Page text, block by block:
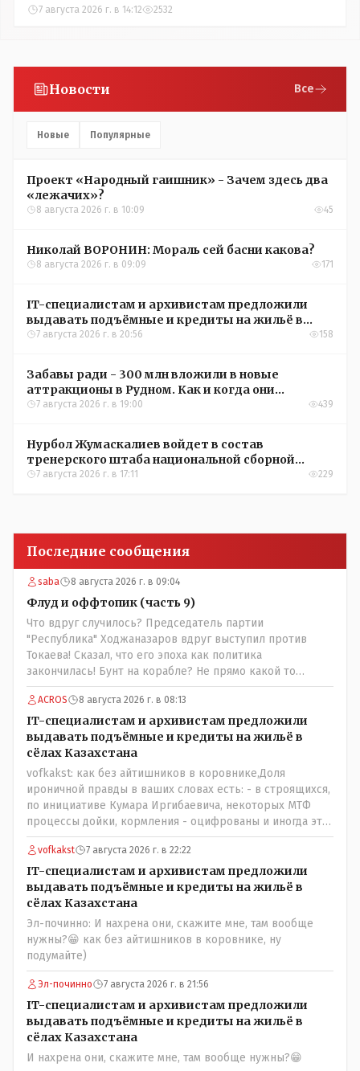
7 августа 2026 г. в 14:12 2532
Новости Все
Новые Популярные
Проект «Народный гаишник» - Зачем здесь два
«лежачих»?
8 августа 2026 г. в 10:09 45
Николай ВОРОНИН: Мораль сей басни какова?
8 августа 2026 г. в 09:09 171
IT-специалистам и архивистам предложили
выдавать подъёмные и кредиты на жильё в
сёлах Казахстана
7 августа 2026 г. в 20:56 158
Забавы ради - 300 млн вложили в новые
аттракционы в Рудном. Как и когда они
окупятся?
7 августа 2026 г. в 19:00 439
Нурбол Жумаскалиев войдет в состав
тренерского штаба национальной сборной
Казахстана по футболу
7 августа 2026 г. в 17:11 229
Последние сообщения
saba 8 августа 2026 г. в 09:04
Флуд и оффтопик (часть 9)
Что вдруг случилось? Председатель партии
"Республика" Ходжаназаров вдруг выступил против
Токаева! Сказал, что его эпоха как политика
закончилась! Бунт на корабле? Не прямо какой то
правдолюб вдруг выступил! Может он инопланетянин?
Появился неизвестно откуда, отжал у бывшего
всесильного Розинова целый холдинг и теперь против
президента выступает! Вот ни капельки ему не поверю,
что он действует в интересах страны, про народ уже и
не говорю! Опять какие то закулисные игры?
ACROS 8 августа 2026 г. в 08:13
IT-специалистам и архивистам предложили
выдавать подъёмные и кредиты на жильё в
сёлах Казахстана
vofkakst: как без айтишников в коровнике,Доля
ироничной правды в ваших словах есть: - в строящихся,
по инициативе Кумара Иргибаевича, некоторых МТФ
процессы дойки, кормления - оцифрованы и иногда эти
программы дают сбой - и тогда они нужны, хотя я
насколько в курсе своей комьютерной безграмотности
- все эти вопросы можно решать и устранять эти сбои и
удалённо - лёжа на диване, в городе. Но, этих
современных и оцифрованных МТФ критично мало для
массового переезда лохматых и обкуренных молодых
ребят из города в село, да и те МТФ я по опыту
подозреваю, скоро перейдут на обслуживание с
помошью кувалды, китайского скотча, алюминевой
проволоки и русского мата. Вот где работать в селе
именно АРХИВАРИУСАМ - понятие не имею- допустим
все мои архивы по работе и по семейной жизни -
помещаются в одну дешёвую китайскую флешку
Впрочем, не надо гадать: - это замутили УМНЫЕ люди
vofkakst 7 августа 2026 г. в 22:22
IT-специалистам и архивистам предложили
выдавать подъёмные и кредиты на жильё в
сёлах Казахстана
Эл-починно: И нахрена они, скажите мне, там вообще
нужны?😁 как без айтишников в коровнике, ну
подумайте)
Эл-починно 7 августа 2026 г. в 21:56
IT-специалистам и архивистам предложили
выдавать подъёмные и кредиты на жильё в
сёлах Казахстана
И нахрена они, скажите мне, там вообще нужны?😁